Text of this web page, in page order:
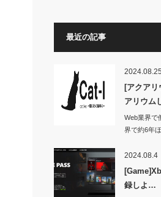
最近の記事
2024.08.25
[アクア
アリウム
Web業界で
界で約6年
2024.08.4
録しよ…